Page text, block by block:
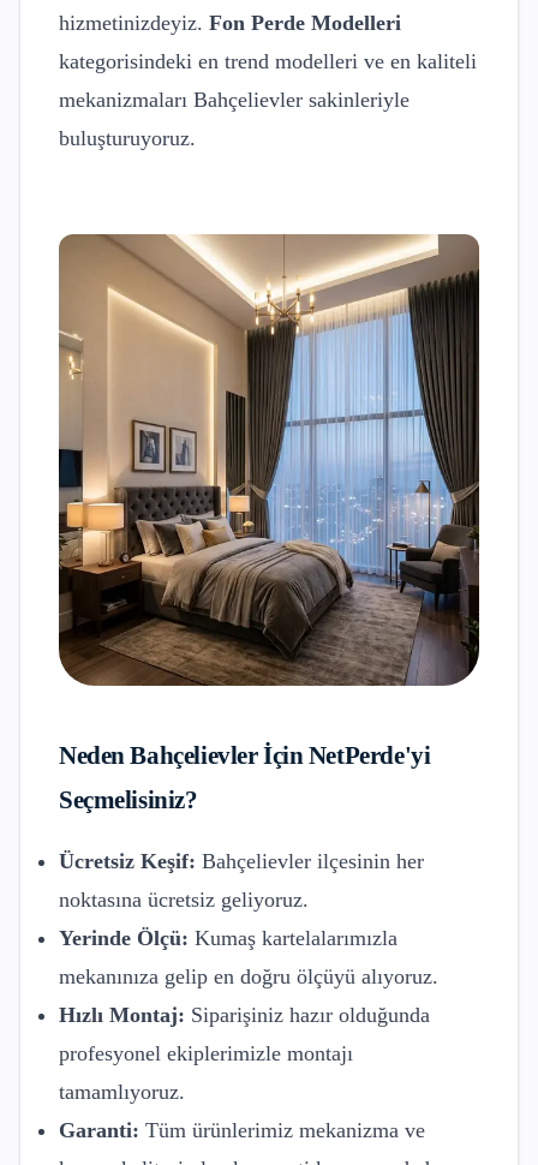
hizmetinizdeyiz. Fon Perde Modelleri
kategorisindeki en trend modelleri ve en kaliteli
mekanizmaları Bahçelievler sakinleriyle
buluşturuyoruz.
NedenBahçelievlerİçin NetPerde'yi
Seçmelisiniz?
Ücretsiz Keşif: Bahçelievler ilçesinin her
noktasına ücretsiz geliyoruz.
Yerinde Ölçü: Kumaş kartelalarımızla
mekanınıza gelip en doğru ölçüyü alıyoruz.
Hızlı Montaj: Siparişiniz hazır olduğunda
profesyonel ekiplerimizle montajı
tamamlıyoruz.
Garanti: Tüm ürünlerimiz mekanizma ve